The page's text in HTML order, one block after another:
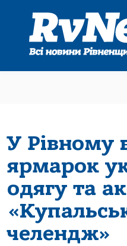
У Рівному
ярмарок
одягу та
челендж»